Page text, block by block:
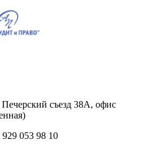
съезд 38А, офис
053 98 10